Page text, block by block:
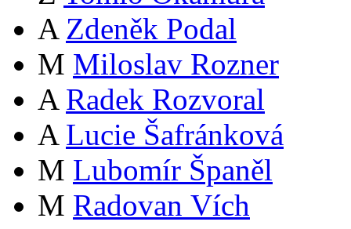
A Zdeněk Podal
M Miloslav Rozner
A Radek Rozvoral
A Lucie Šafránková
M Lubomír Španěl
M Radovan Vích